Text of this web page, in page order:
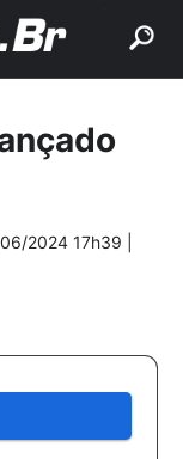
2024 17h39